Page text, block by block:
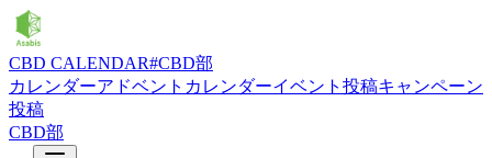
CBD CALENDAR#CBD部
カレンダーアドベントカレンダーイベント投稿キャンペーン
投稿
CBD部